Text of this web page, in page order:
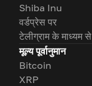
Shiba Inu
वर्डप्रेस पर
टेलीग्राम के माध्यम से
मूल्य पूर्वानुमान
Bitcoin
XRP